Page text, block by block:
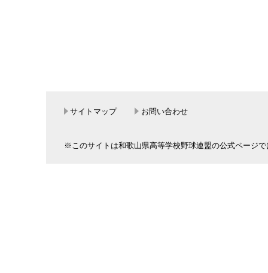
サイトマップ お問い合わせ
※このサイトは和歌山県高等学校野球連盟の公式ページ